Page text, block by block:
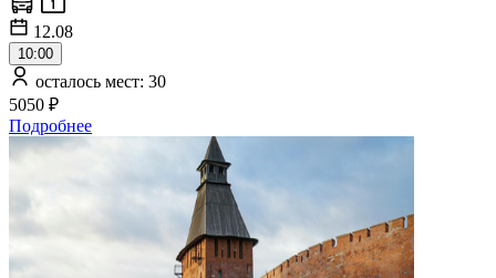
12.08
10:00
осталось мест: 30
5050 ₽
Подробнее